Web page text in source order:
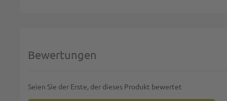
Bewertungen
Seien Sie der Erste, der dieses Produkt bewertet